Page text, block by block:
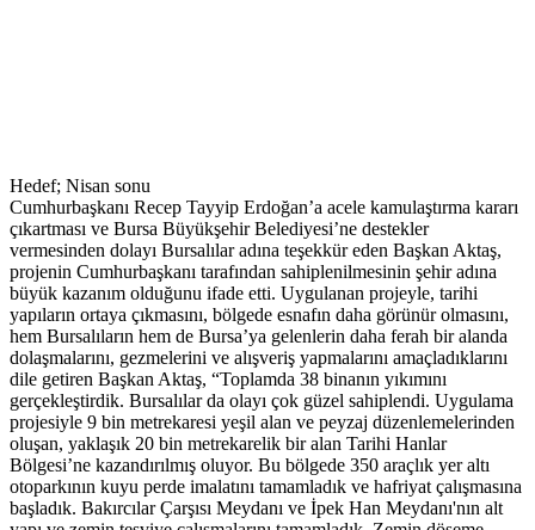
Hedef; Nisan sonu
Cumhurbaşkanı Recep Tayyip Erdoğan’a acele kamulaştırma kararı
çıkartması ve Bursa Büyükşehir Belediyesi’ne destekler
vermesinden dolayı Bursalılar adına teşekkür eden Başkan Aktaş,
projenin Cumhurbaşkanı tarafından sahiplenilmesinin şehir adına
büyük kazanım olduğunu ifade etti. Uygulanan projeyle, tarihi
yapıların ortaya çıkmasını, bölgede esnafın daha görünür olmasını,
hem Bursalıların hem de Bursa’ya gelenlerin daha ferah bir alanda
dolaşmalarını, gezmelerini ve alışveriş yapmalarını amaçladıklarını
dile getiren Başkan Aktaş, “Toplamda 38 binanın yıkımını
gerçekleştirdik. Bursalılar da olayı çok güzel sahiplendi. Uygulama
projesiyle 9 bin metrekaresi yeşil alan ve peyzaj düzenlemelerinden
oluşan, yaklaşık 20 bin metrekarelik bir alan Tarihi Hanlar
Bölgesi’ne kazandırılmış oluyor. Bu bölgede 350 araçlık yer altı
otoparkının kuyu perde imalatını tamamladık ve hafriyat çalışmasına
başladık. Bakırcılar Çarşısı Meydanı ve İpek Han Meydanı'nın alt